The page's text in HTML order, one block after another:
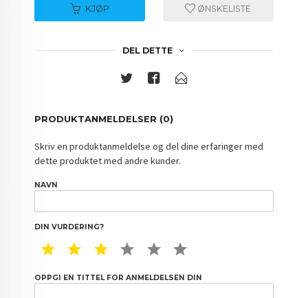
KJØP ØNSKELISTE
DEL DETTE
PRODUKTANMELDELSER (0)
Skriv en produktanmeldelse og del dine erfaringer med
dette produktet med andre kunder.
NAVN
DIN VURDERING?
1 STAR2 STAR3 STAR4 STAR5 STAR
OPPGI EN TITTEL FOR ANMELDELSEN DIN